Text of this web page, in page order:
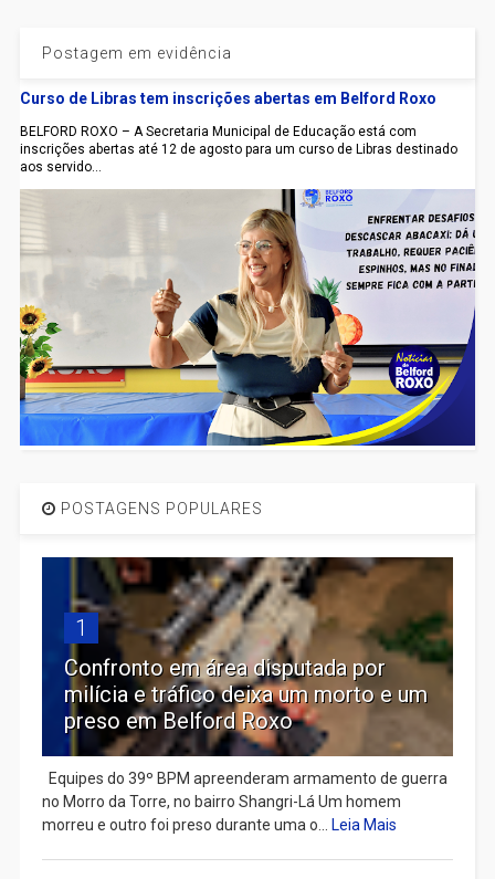
Postagem em evidência
Curso de Libras tem inscrições abertas em Belford Roxo
BELFORD ROXO – A Secretaria Municipal de Educação está com
inscrições abertas até 12 de agosto para um curso de Libras destinado
aos servido...
POSTAGENS POPULARES
1
Confronto em área disputada por
milícia e tráfico deixa um morto e um
preso em Belford Roxo
Equipes do 39º BPM apreenderam armamento de guerra
no Morro da Torre, no bairro Shangri-Lá Um homem
morreu e outro foi preso durante uma o...
Leia Mais